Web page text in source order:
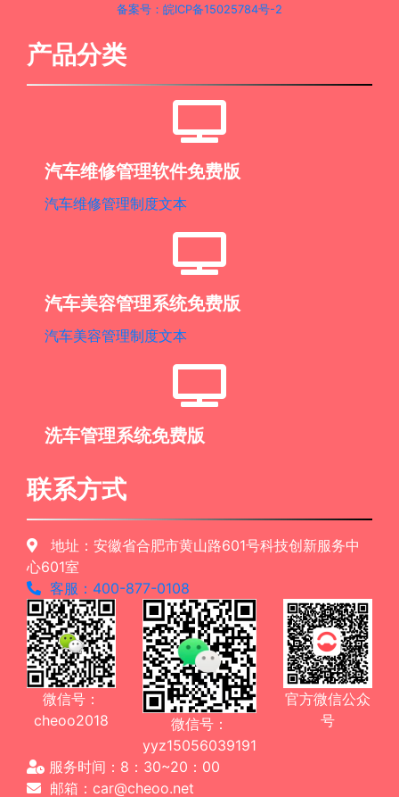
备案号：皖ICP备15025784号-2
产品分类
汽车维修管理软件免费版
汽车维修管理制度文本
汽车美容管理系统免费版
汽车美容管理制度文本
洗车管理系统免费版
联系方式
地址：安徽省合肥市黄山路601号科技创新服务中
心601室
客服：400-877-0108
微信号：
cheoo2018
微信号：
yyz15056039191
官方微信公众
号
服务时间：8：30~20：00
邮箱：car@cheoo.net